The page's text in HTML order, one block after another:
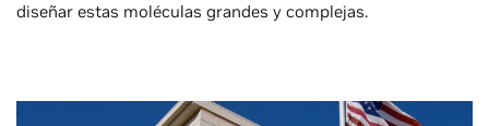
diseñar estas moléculas grandes y complejas.